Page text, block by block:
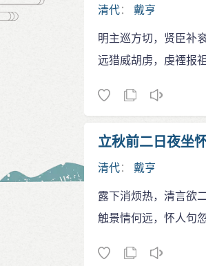
清代： 戴亨
明主巡方切，贤臣补
远猎威胡虏，虔禋报
立秋前二日夜坐
清代： 戴亨
露下消烦热，清言欲
触景情何远，怀人句